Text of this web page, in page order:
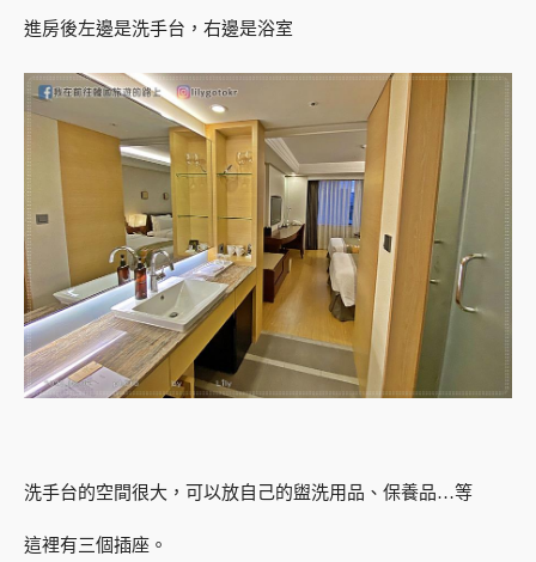
進房後左邊是洗手台，右邊是浴室
洗手台的空間很大，可以放自己的盥洗用品、保養品…等
這裡有三個插座。